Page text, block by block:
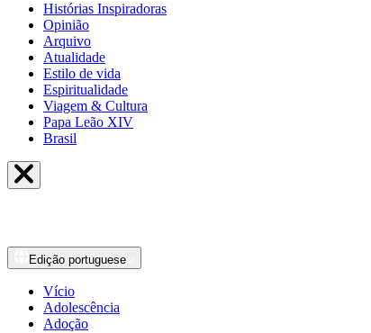
Histórias Inspiradoras
Opinião
Arquivo
Atualidade
Estilo de vida
Espiritualidade
Viagem & Cultura
Papa Leão XIV
Brasil
Edição portuguese
Vício
Adolescência
Adoção